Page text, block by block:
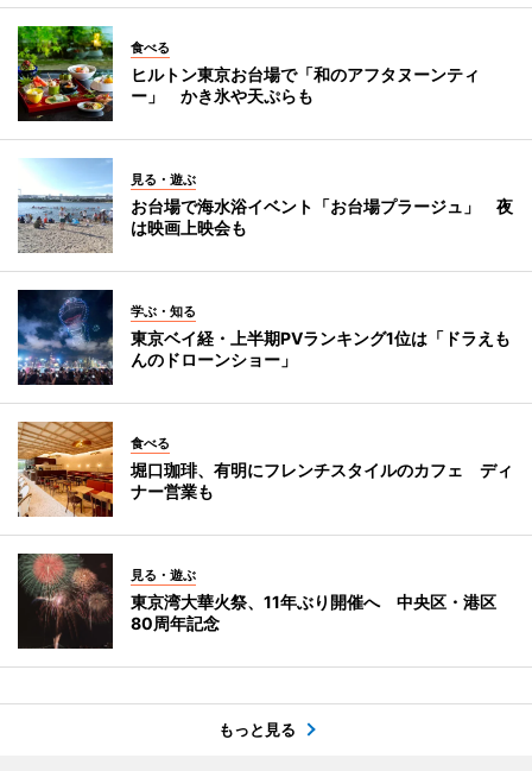
食べる
ヒルトン東京お台場で「和のアフタヌーンティ
ー」 かき氷や天ぷらも
見る・遊ぶ
お台場で海水浴イベント「お台場プラージュ」 夜
は映画上映会も
学ぶ・知る
東京ベイ経・上半期PVランキング1位は「ドラえも
んのドローンショー」
食べる
堀口珈琲、有明にフレンチスタイルのカフェ ディ
ナー営業も
見る・遊ぶ
東京湾大華火祭、11年ぶり開催へ 中央区・港区
80周年記念
もっと見る